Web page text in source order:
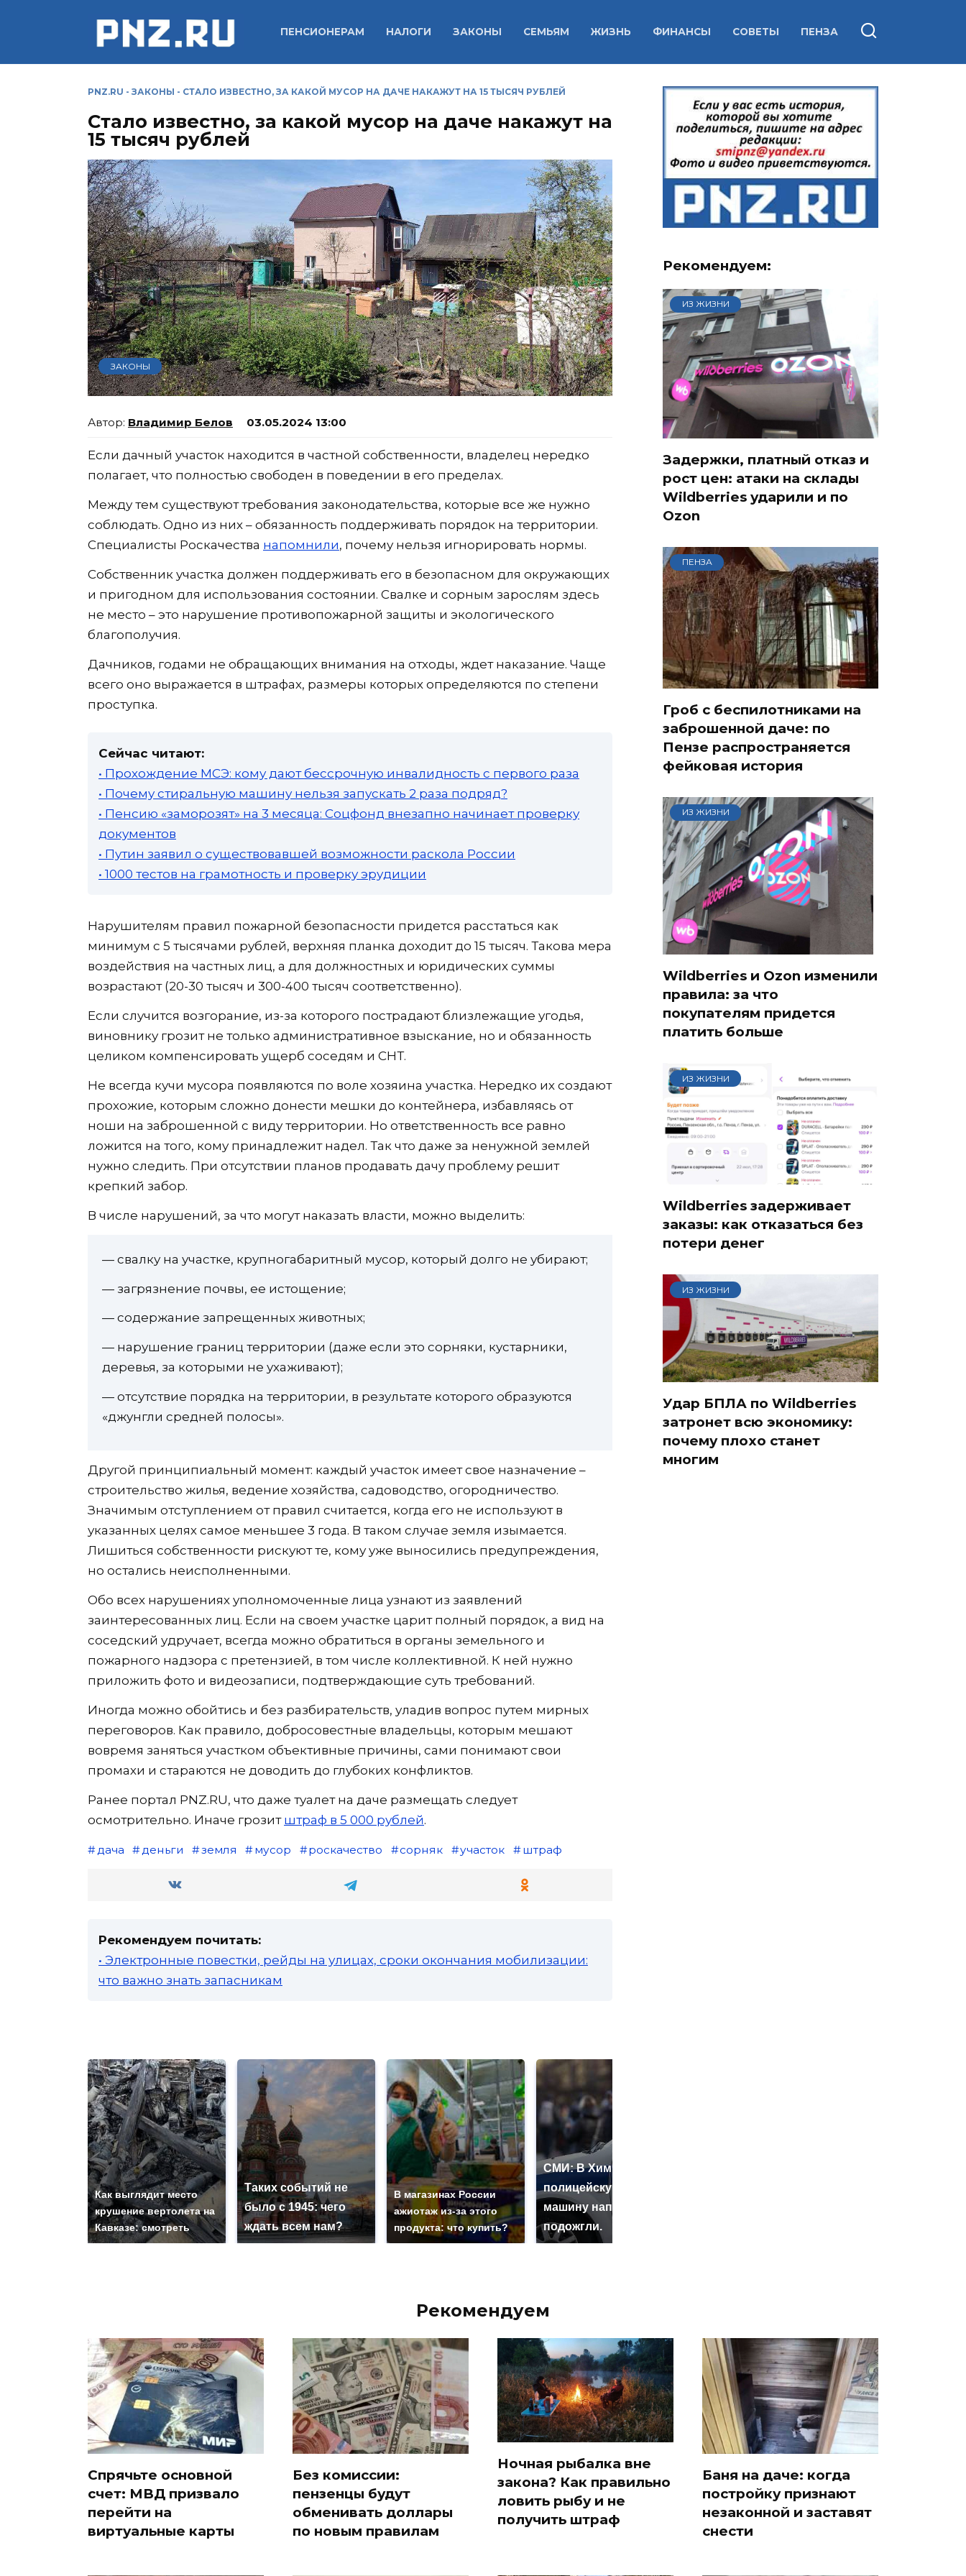
ПЕНСИОНЕРАМ НАЛОГИ ЗАКОНЫ СЕМЬЯМ ЖИЗНЬ ФИНАНСЫ СОВЕТЫ ПЕНЗА
PNZ.RU - ЗАКОНЫ - СТАЛО ИЗВЕСТНО, ЗА КАКОЙ МУСОР НА ДАЧЕ НАКАЖУТ НА 15 ТЫСЯЧ РУБЛЕЙ
Стало известно, за какой мусор на даче накажут на
15 тысяч рублей
ЗАКОНЫ
Владимир Белов 03.05.2024 13:00
Если дачный участок находится в частной собственности, владелец нередко
полагает, что полностью свободен в поведении в его пределах.
Между тем существуют требования законодательства, которые все же нужно
соблюдать. Одно из них – обязанность поддерживать порядок на территории.
Специалисты Роскачества напомнили, почему нельзя игнорировать нормы.
Собственник участка должен поддерживать его в безопасном для окружающих
и пригодном для использования состоянии. Свалке и сорным зарослям здесь
не место – это нарушение противопожарной защиты и экологического
благополучия.
Дачников, годами не обращающих внимания на отходы, ждет наказание. Чаще
всего оно выражается в штрафах, размеры которых определяются по степени
проступка.
Сейчас читают:
• Прохождение МСЭ: кому дают бессрочную инвалидность с первого раза
• Почему стиральную машину нельзя запускать 2 раза подряд?
• Пенсию «заморозят» на 3 месяца: Соцфонд внезапно начинает проверку
документов
• Путин заявил о существовавшей возможности раскола России
• 1000 тестов на грамотность и проверку эрудиции
Нарушителям правил пожарной безопасности придется расстаться как
минимум с 5 тысячами рублей, верхняя планка доходит до 15 тысяч. Такова мера
воздействия на частных лиц, а для должностных и юридических суммы
возрастают (20-30 тысяч и 300-400 тысяч соответственно).
Если случится возгорание, из-за которого пострадают близлежащие угодья,
виновнику грозит не только административное взыскание, но и обязанность
целиком компенсировать ущерб соседям и СНТ.
Не всегда кучи мусора появляются по воле хозяина участка. Нередко их создают
прохожие, которым сложно донести мешки до контейнера, избавляясь от
ноши на заброшенной с виду территории. Но ответственность все равно
ложится на того, кому принадлежит надел. Так что даже за ненужной землей
нужно следить. При отсутствии планов продавать дачу проблему решит
крепкий забор.
В числе нарушений, за что могут наказать власти, можно выделить:
— свалку на участке, крупногабаритный мусор, который долго не убирают;
— загрязнение почвы, ее истощение;
— содержание запрещенных животных;
— нарушение границ территории (даже если это сорняки, кустарники,
деревья, за которыми не ухаживают);
— отсутствие порядка на территории, в результате которого образуются
«джунгли средней полосы».
Другой принципиальный момент: каждый участок имеет свое назначение –
строительство жилья, ведение хозяйства, садоводство, огородничество.
Значимым отступлением от правил считается, когда его не используют в
указанных целях самое меньшее 3 года. В таком случае земля изымается.
Лишиться собственности рискуют те, кому уже выносились предупреждения,
но остались неисполненными.
Обо всех нарушениях уполномоченные лица узнают из заявлений
заинтересованных лиц. Если на своем участке царит полный порядок, а вид на
соседский удручает, всегда можно обратиться в органы земельного и
пожарного надзора с претензией, в том числе коллективной. К ней нужно
приложить фото и видеозаписи, подтверждающие суть требований.
Иногда можно обойтись и без разбирательств, уладив вопрос путем мирных
переговоров. Как правило, добросовестные владельцы, которым мешают
вовремя заняться участком объективные причины, сами понимают свои
промахи и стараются не доводить до глубоких конфликтов.
Ранее портал PNZ.RU, что даже туалет на даче размещать следует
осмотрительно. Иначе грозит штраф в 5 000 рублей.
дача деньги земля мусор роскачество сорняк участок штраф
Рекомендуем почитать:
• Электронные повестки, рейды на улицах, сроки окончания мобилизации:
что важно знать запасникам
Как выглядит место
крушение вертолета на
Кавказе: смотреть
Таких событий не
было с 1945: чего
ждать всем нам?
В магазинах России
ажиотаж из-за этого
продукта: что купить?
СМИ: В Химках на
полицейскую
машину напали и
подожгли.
Рекомендуем:
ИЗ ЖИЗНИ
Задержки, платный отказ и
рост цен: атаки на склады
Wildberries ударили и по
Ozon
ПЕНЗА
Гроб с беспилотниками на
заброшенной даче: по
Пензе распространяется
фейковая история
ИЗ ЖИЗНИ
Wildberries и Ozon изменили
правила: за что
покупателям придется
платить больше
ИЗ ЖИЗНИ
Wildberries задерживает
заказы: как отказаться без
потери денег
ИЗ ЖИЗНИ
Удар БПЛА по Wildberries
затронет всю экономику:
почему плохо станет
многим
Рекомендуем
Спрячьте основной
счет: МВД призвало
перейти на
виртуальные карты
Без комиссии:
пензенцы будут
обменивать доллары
по новым правилам
Ночная рыбалка вне
закона? Как правильно
ловить рыбу и не
получить штраф
Баня на даче: когда
постройку признают
незаконной и заставят
снести